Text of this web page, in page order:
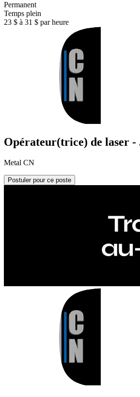
Permanent
Temps plein
23 $ à 31 $ par heure
Opérateur(trice) de laser -
Metal CN
Postuler pour ce poste